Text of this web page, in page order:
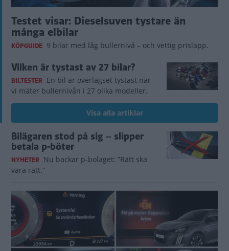
Testet visar: Dieselsuven tystare än
många elbilar
KÖPGUIDE 9 bilar med låg bullernivå – och vettig prislapp.
Vilken är tystast av 27 bilar?
BILTESTER En bil är överlägset tystast när
vi mäter bullernivån i 27 olika modeller.
Visa alla artiklar
Bilägaren stod på sig – slipper
betala p-böter
NYHETER Nu backar p-bolaget: ”Rätt ska
vara rätt.”